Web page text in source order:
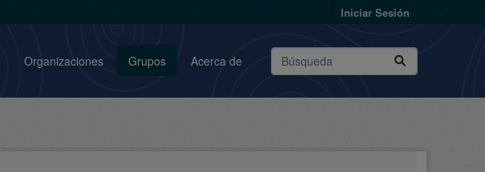
Iniciar Sesión
Organizaciones Grupos Acerca de